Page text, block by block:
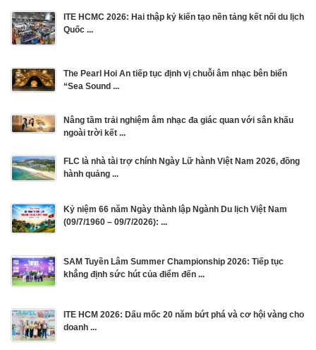
ITE HCMC 2026: Hai thập kỷ kiến tạo nền tảng kết nối du lịch
Quốc ...
The Pearl Hoi An tiếp tục định vị chuỗi âm nhạc bên biển
“Sea Sound ...
Nâng tầm trải nghiệm âm nhạc đa giác quan với sân khấu
ngoài trời kết ...
FLC là nhà tài trợ chính Ngày Lữ hành Việt Nam 2026, đồng
hành quảng ...
Kỷ niệm 66 năm Ngày thành lập Ngành Du lịch Việt Nam
(09/7/1960 – 09/7/2026): ...
SAM Tuyền Lâm Summer Championship 2026: Tiếp tục
khẳng định sức hút của điểm đến ...
ITE HCM 2026: Dấu mốc 20 năm bứt phá và cơ hội vàng cho
doanh ...